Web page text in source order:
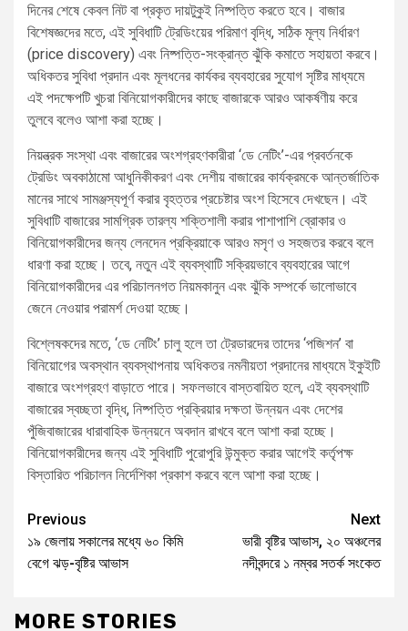
দিনের শেষে কেবল নিট বা প্রকৃত দায়টুকুই নিষ্পত্তি করতে হবে। বাজার
বিশেষজ্ঞদের মতে, এই সুবিধাটি ট্রেডিংয়ের পরিমাণ বৃদ্ধি, সঠিক মূল্য নির্ধারণ
(price discovery) এবং নিষ্পত্তি-সংক্রান্ত ঝুঁকি কমাতে সহায়তা করবে।
অধিকতর সুবিধা প্রদান এবং মূলধনের কার্যকর ব্যবহারের সুযোগ সৃষ্টির মাধ্যমে
এই পদক্ষেপটি খুচরা বিনিয়োগকারীদের কাছে বাজারকে আরও আকর্ষণীয় করে
তুলবে বলেও আশা করা হচ্ছে।
নিয়ন্ত্রক সংস্থা এবং বাজারের অংশগ্রহণকারীরা ‘ডে নেটিং’-এর প্রবর্তনকে
ট্রেডিং অবকাঠামো আধুনিকীকরণ এবং দেশীয় বাজারের কার্যক্রমকে আন্তর্জাতিক
মানের সাথে সামঞ্জস্যপূর্ণ করার বৃহত্তর প্রচেষ্টার অংশ হিসেবে দেখছেন। এই
সুবিধাটি বাজারের সামগ্রিক তারল্য শক্তিশালী করার পাশাপাশি ব্রোকার ও
বিনিয়োগকারীদের জন্য লেনদেন প্রক্রিয়াকে আরও মসৃণ ও সহজতর করবে বলে
ধারণা করা হচ্ছে। তবে, নতুন এই ব্যবস্থাটি সক্রিয়ভাবে ব্যবহারের আগে
বিনিয়োগকারীদের এর পরিচালনগত নিয়মকানুন এবং ঝুঁকি সম্পর্কে ভালোভাবে
জেনে নেওয়ার পরামর্শ দেওয়া হচ্ছে।
বিশ্লেষকদের মতে, ‘ডে নেটিং’ চালু হলে তা ট্রেডারদের তাদের ‘পজিশন’ বা
বিনিয়োগের অবস্থান ব্যবস্থাপনায় অধিকতর নমনীয়তা প্রদানের মাধ্যমে ইকুইটি
বাজারে অংশগ্রহণ বাড়াতে পারে। সফলভাবে বাস্তবায়িত হলে, এই ব্যবস্থাটি
বাজারের স্বচ্ছতা বৃদ্ধি, নিষ্পত্তি প্রক্রিয়ার দক্ষতা উন্নয়ন এবং দেশের
পুঁজিবাজারের ধারাবাহিক উন্নয়নে অবদান রাখবে বলে আশা করা হচ্ছে।
বিনিয়োগকারীদের জন্য এই সুবিধাটি পুরোপুরি উন্মুক্ত করার আগেই কর্তৃপক্ষ
বিস্তারিত পরিচালন নির্দেশিকা প্রকাশ করবে বলে আশা করা হচ্ছে।
Previous
১৯ জেলায় সকালের মধ্যে ৬০ কিমি
বেগে ঝড়-বৃষ্টির আভাস
Next
ভারী বৃষ্টির আভাস, ২০ অঞ্চলের
নদীবন্দরে ১ নম্বর সতর্ক সংকেত
MORE STORIES